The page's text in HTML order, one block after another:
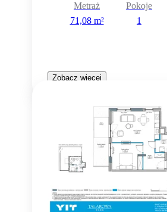
Metraż
71,08 m²
Pokoje
1
Zobacz więcej
Rezerwacja